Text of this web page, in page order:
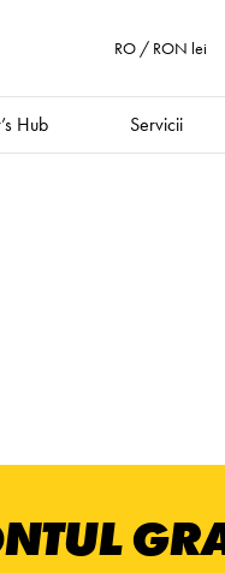
RO / RON lei
Hub Servicii